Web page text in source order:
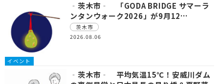
イベント
‐茨木市‐ 「GODA BRIDGE サマーラ
ンタンウォーク2026」が9月12…
茨木市
2026.08.06
‐茨木市‐ 平均気温15℃！安威川ダム